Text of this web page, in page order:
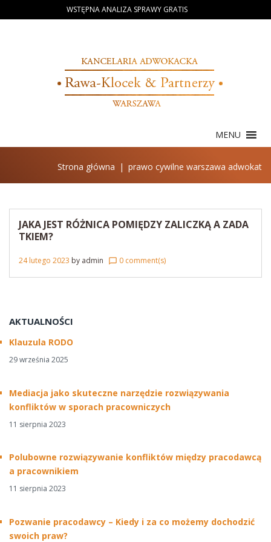
to
WSTĘPNA ANALIZA SPRAWY GRATIS
MENU
Strona główna | prawo cywilne warszawa adwokat
Tag:
cywilne
warszawa
adwokat
JAKA JEST RÓŻNICA POMIĘDZY ZALICZKĄ A ZADA
TKIEM?
24 lutego 2023 by admin chat_bubble_outline 0 comment(s)
AKTUALNOŚCI
Klauzula RODO
29 września 2025
Mediacja jako skuteczne narzędzie rozwiązywania
konfliktów w sporach pracowniczych
11 sierpnia 2023
Polubowne rozwiązywanie konfliktów między pracodawcą
a pracownikiem
11 sierpnia 2023
Pozwanie pracodawcy – Kiedy i za co możemy dochodzić
swoich praw?